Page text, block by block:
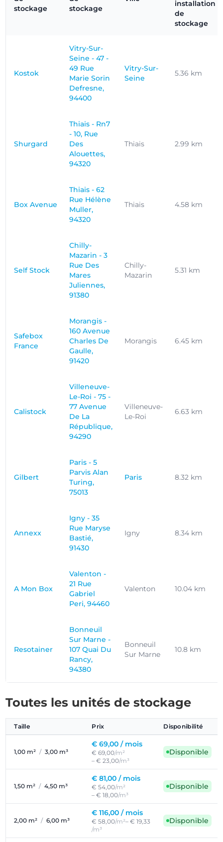
stockage
stockage
installation
de
stockage
Kostok
Vitry-Sur-
Seine - 47 -
49 Rue
Marie Sorin
Defresne,
94400
Vitry-Sur-
Seine
5.36 km
Shurgard
Thiais - Rn7
- 10, Rue
Des
Alouettes,
94320
Thiais 2.99 km
Box Avenue
Thiais - 62
Rue Hélène
Muller,
94320
Thiais 4.58 km
Self Stock
Chilly-
Mazarin - 3
Rue Des
Mares
Juliennes,
91380
Chilly-
Mazarin
5.31 km
Safebox
France
Morangis -
160 Avenue
Charles De
Gaulle,
91420
Morangis 6.45 km
Calistock
Villeneuve-
Le-Roi - 75 -
77 Avenue
De La
République,
94290
Villeneuve-
Le-Roi
6.63 km
Gilbert
Paris - 5
Parvis Alan
Turing,
75013
Paris 8.32 km
Annexx
Igny - 35
Rue Maryse
Bastié,
91430
Igny 8.34 km
A Mon Box
Valenton -
21 Rue
Gabriel
Peri, 94460
Valenton 10.04 km
Resotainer
Bonneuil
Sur Marne -
107 Quai Du
Rancy,
94380
Bonneuil
Sur Marne
10.8 km
Toutes les unités de stockage
Taille Prix Disponibilité
1,00 m² / 3,00 m³
€ 69,00 / mois
€ 69,00/m²
– € 23,00/m³
Disponible
1,50 m² / 4,50 m³
€ 81,00 / mois
€ 54,00/m²
– € 18,00/m³
Disponible
2,00 m² / 6,00 m³
€ 116,00 / mois
€ 58,00/m²– € 19,33
/m³
Disponible